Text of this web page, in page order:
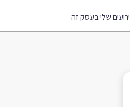
שלי בעסק זה